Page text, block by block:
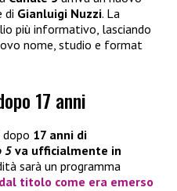
di Gianluigi Nuzzi. La
più informativo, lasciando
nome, studio e format
17 anni
dopo 17 anni di
5 va ufficialmente in
sarà un programma
titolo come era emerso